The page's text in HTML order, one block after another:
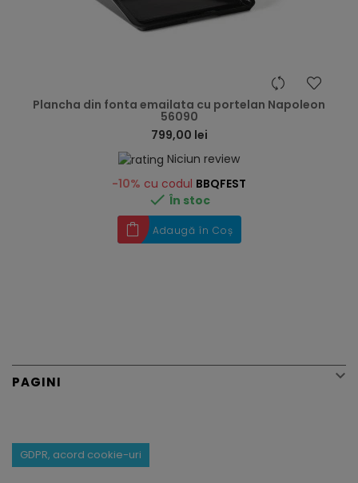
Plancha din fonta emailata cu portelan Napoleon
56090
799,00 lei
Niciun review
-10% cu codul BBQFEST
 În stoc
Adaugă în Coș
PAGINI 
GDPR, acord cookie-uri